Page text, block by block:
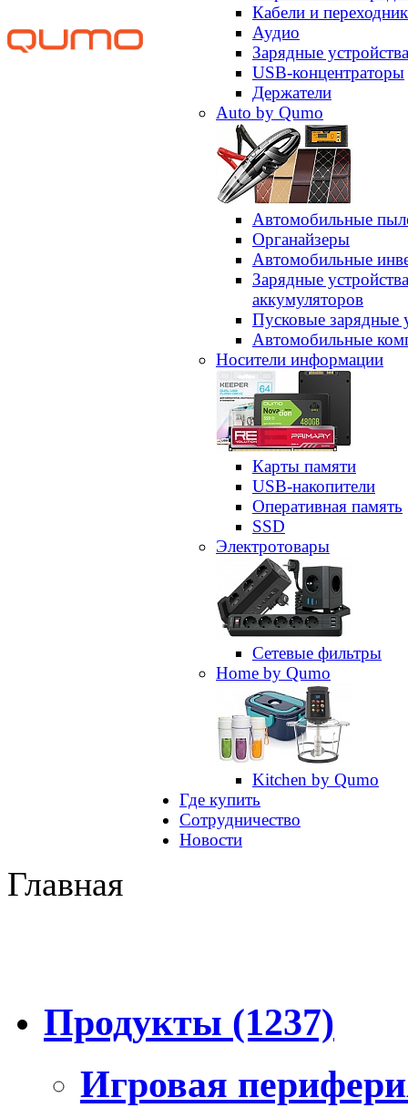
Кабели и
Аудио
Зарядные устройства
USB-концентраторы
Держатели
Auto by Qumo
Автомобильные
Органайзеры
Автомобильные
Зарядные
аккумуляторов
Пусковые зарядные
Автомобильные
Носители информации
Карты памяти
USB-накопители
Оперативная память
SSD
Электротовары
Сетевые фильтры
Home by Qumo
Kitchen by Qumo
Где купить
Сотрудничество
Новости
Главная
Продукты (1237)
Игровая